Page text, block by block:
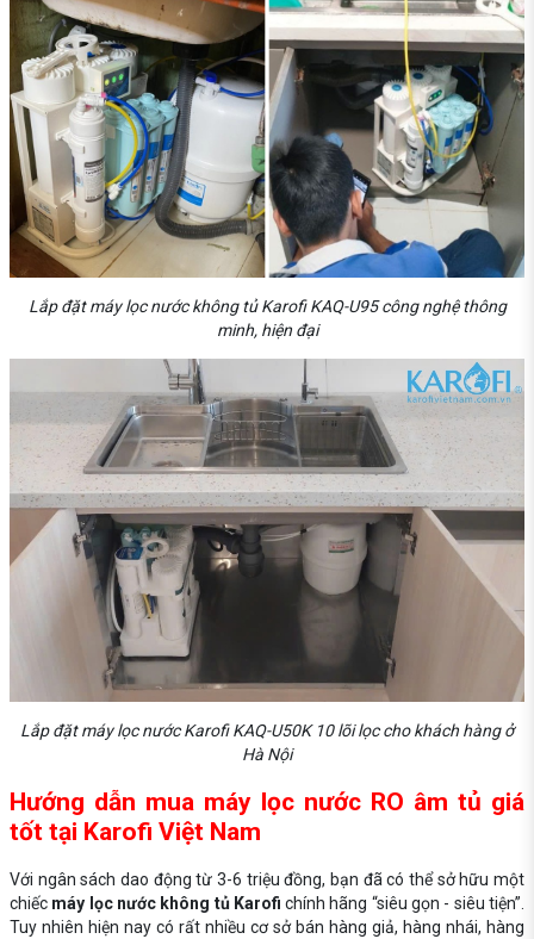
Lắp đặt máy lọc nước không tủ Karofi KAQ-U95 công nghệ thông
minh, hiện đại
Lắp đặt máy lọc nước Karofi KAQ-U50K 10 lõi lọc cho khách hàng ở
Hà Nội
Hướng dẫn mua máy lọc nước RO âm tủ giá
tốt tại Karofi Việt Nam
Với ngân sách dao động từ 3-6 triệu đồng, bạn đã có thể sở hữu một
chiếc máy lọc nước không tủ Karofi chính hãng “siêu gọn - siêu tiện”.
Tuy nhiên hiện nay có rất nhiều cơ sở bán hàng giả, hàng nhái, hàng